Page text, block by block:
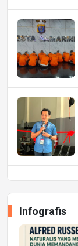
Infografis